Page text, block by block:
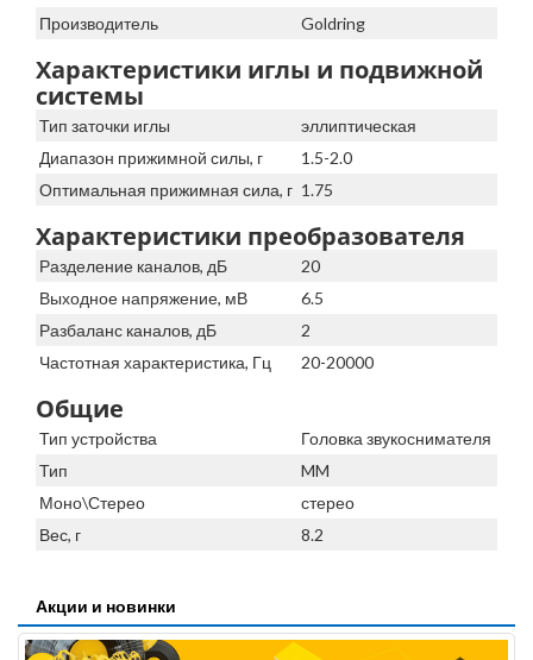
Производитель Goldring
Характеристики иглы и подвижной
системы
Тип заточки иглы
эллиптическая
Диапазон прижимной силы, г
1.5-2.0
Оптимальная прижимная сила, г 1.75
Характеристики преобразователя
Разделение каналов, дБ
20
Выходное напряжение, мВ
6.5
Разбаланс каналов, дБ
2
Частотная характеристика, Гц
20-20000
Общие
Тип устройства
Головка звукоснимателя
Тип
MM
Моно\Стерео
стерео
Вес, г
8.2
Акции и новинки